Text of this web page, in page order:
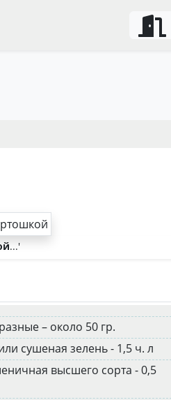
...'
– около 50 гр.
сушеная зелень - 1,5 ч. л
высшего сорта - 0,5